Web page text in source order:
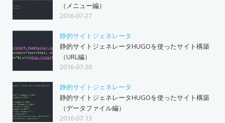
（メニュー編）
2016-07-27
静的サイトジェネレータ
静的サイトジェネレータHUGOを使ったサイト構築
（URL編）
2016-07-20
静的サイトジェネレータ
静的サイトジェネレータHUGOを使ったサイト構築
（データファイル編）
2016-07-13